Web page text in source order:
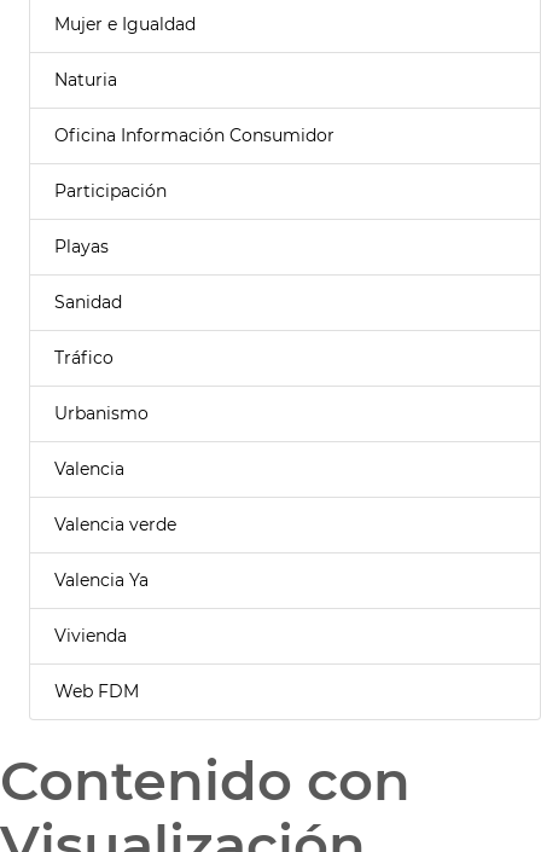
Mujer e Igualdad
Naturia
Oficina Información Consumidor
Participación
Playas
Sanidad
Tráfico
Urbanismo
Valencia
Valencia verde
Valencia Ya
Vivienda
Web FDM
Contenido con